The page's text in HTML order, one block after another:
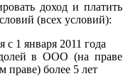
доход и платить
(всех условий):
1 января 2011 года
долей в ООО (на праве
праве) более 5 лет